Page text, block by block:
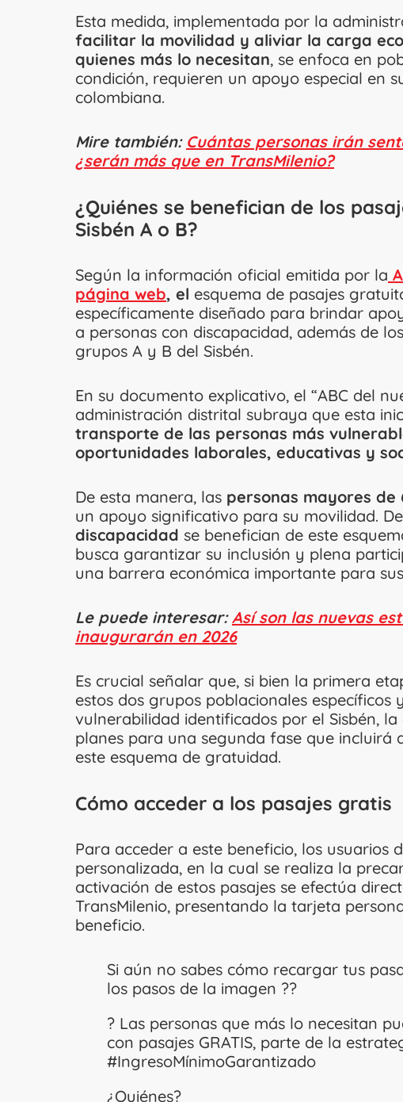
Esta medida, implementada por la
facilitar la movilidad y aliviar la carga
quienes más lo necesitan, se enfoca en
condición, requieren un apoyo especial en
colombiana.
Mire también: Cuántas personas irán
¿serán más que en TransMilenio?
¿Quiénes se benefician de los
Sisbén A o B?
Según la información oficial emitida por la
página web, el esquema de pasajes
específicamente diseñado para brindar
a personas con discapacidad, además de
grupos A y B del Sisbén.
En su documento explicativo, el “ABC del
administración distrital subraya que esta
transporte de las personas más
oportunidades laborales, educativas y
De esta manera, las personas mayores de
un apoyo significativo para su movilidad.
discapacidad se benefician de este
busca garantizar su inclusión y plena
una barrera económica importante para
Le puede interesar:Así son las nuevas
inaugurarán en 2026
Es crucial señalar que, si bien la primera
estos dos grupos poblacionales
vulnerabilidad identificados por el Sisbén,
planes para una segunda fase que incluirá
este esquema de gratuidad.
Cómo acceder a los pasajes gratis
Para acceder a este beneficio, los
personalizada, en la cual se realiza la
activación de estos pasajes se efectúa
TransMilenio, presentando la tarjeta
beneficio.
Si aún no sabes cómo recargar tus
los pasos de la imagen ??
? Las personas que más lo necesitan
con pasajes GRATIS, parte de la
#IngresoMínimoGarantizado
¿Quiénes?